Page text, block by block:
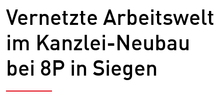
Vernetzte Arbeitswelt
im Kanzlei-Neubau
bei 8P in Siegen